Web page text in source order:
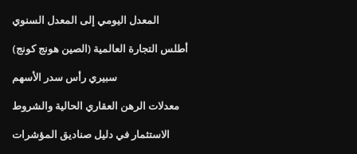
المعدل اليومي إلى المعدل السنوي
أطلس التجارة العالمية (الصين هونج كونج)
سبيري رأس سدر الأسهم
معدلات الرهن العقاري الحالية والشروط
الاستثمار في دليل صناديق المؤشرات